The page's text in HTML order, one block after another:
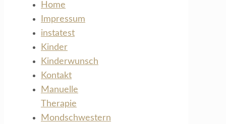
Home
Impressum
instatest
Kinder
Kinderwunsch
Kontakt
Manuelle
Therapie
Mondschwestern